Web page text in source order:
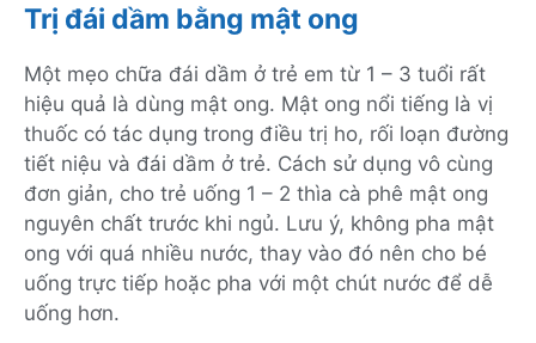
Trị đái dầm bằng mật ong
Một mẹo chữa đái dầm ở trẻ em từ 1 – 3 tuổi rất
hiệu quả là dùng mật ong. Mật ong nổi tiếng là vị
thuốc có tác dụng trong điều trị ho, rối loạn đường
tiết niệu và đái dầm ở trẻ. Cách sử dụng vô cùng
đơn giản, cho trẻ uống 1 – 2 thìa cà phê mật ong
nguyên chất trước khi ngủ. Lưu ý, không pha mật
ong với quá nhiều nước, thay vào đó nên cho bé
uống trực tiếp hoặc pha với một chút nước để dễ
uống hơn.